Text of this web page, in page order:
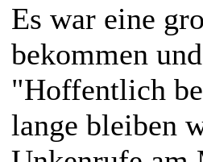
Es war eine
bekommen
"Hoffentlich
lange bleiben